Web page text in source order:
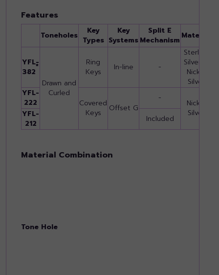
Features
Toneholes
Key
Types
Key
Systems
Split E
Mechanism Material
YFL-
382
*
Drawn and
Curled
Ring
Keys
In-line -
Sterling
Silver &
Nickel
Silver
YFL-
222
Covered
Keys
Offset G
-
Nickel
Silver
YFL-
212
Included
Material Combination
Tone Hole